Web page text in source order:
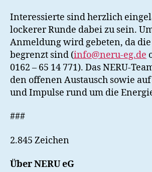
Interessierte sind herzlich
lockerer Runde dabei zu sein.
Anmeldung wird gebeten, da die
begrenzt sind (info@neru-eg.de
0162 – 65 14 771). Das NERU-
den offenen Austausch sowie
und Impulse rund um die
###
2.845 Zeichen
Über NERU eG